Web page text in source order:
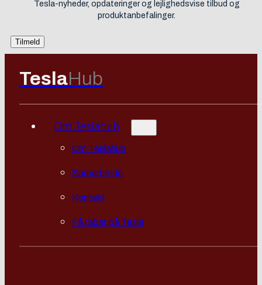
Tesla-nyheder, opdateringer og lejlighedsvise tilbud og
produktanbefalinger.
TeslaHub
Om Teslahub
Om Teslahub
Samarbejde
Kontakt
Få rabat på Tesla